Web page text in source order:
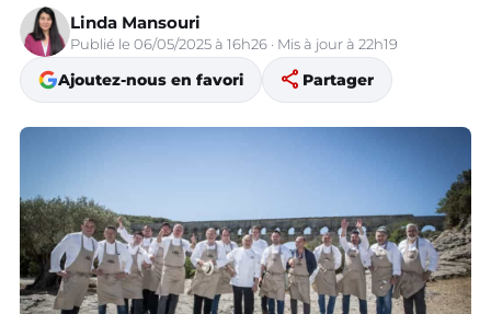
Linda Mansouri
Publié le 06/05/2025 à 16h26 · Mis à jour à 22h19
Ajoutez-nous en favori share Partager